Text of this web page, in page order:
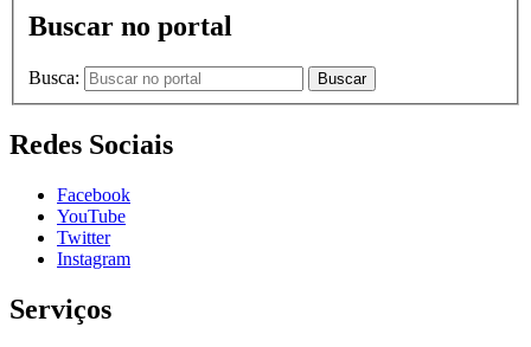
Buscar no portal
Busca: Buscar
Redes Sociais
Facebook
YouTube
Twitter
Instagram
Serviços